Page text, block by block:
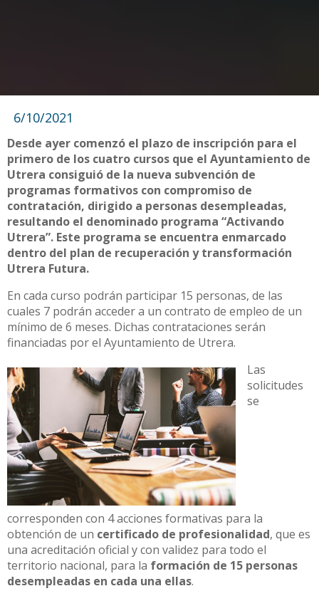
6/10/2021
Desde ayer comenzó el plazo de inscripción para el
primero de los cuatro cursos que el Ayuntamiento de
Utrera consiguió de la nueva subvención de
programas formativos con compromiso de
contratación, dirigido a personas desempleadas,
resultando el denominado programa “Activando
Utrera”. Este programa se encuentra enmarcado
dentro del plan de recuperación y transformación
Utrera Futura.
En cada curso podrán participar 15 personas, de las
cuales 7 podrán acceder a un contrato de empleo de un
mínimo de 6 meses. Dichas contrataciones serán
financiadas por el Ayuntamiento de Utrera.
Las
solicitudes
se
corresponden con 4 acciones formativas para la
obtención de un certificado de profesionalidad, que es
una acreditación oficial y con validez para todo el
territorio nacional, para la formación de 15 personas
desempleadas en cada una ellas.